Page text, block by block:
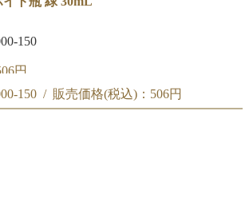
150
円
150 / 販売価格(税込)： 506円